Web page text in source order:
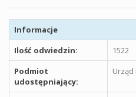
Informacje
Ilość odwiedzin:
1522
Podmiot
udostępniający: